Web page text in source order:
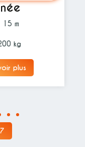
15 m
kg
plus